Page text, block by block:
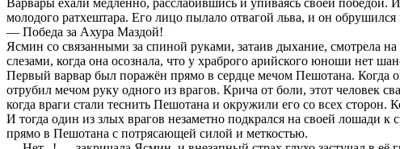
молодого ратхештара. Его лицо пылало отвагой льва, и он
— Победа за Ахура Маздой!
Ясмин со связанными за спиной руками, затаив дыхание, смотрела
слезами, когда она осознала, что у храброго арийского юноши нет
Первый варвар был поражён прямо в сердце мечом Пешотана. Когда
отрубил мечом руку одного из врагов. Крича от боли, этот человек
когда враги стали теснить Пешотана и окружили его со всех сторон.
И тогда один из злых врагов незаметно подкрался на своей лошади
прямо в Пешотана с потрясающей силой и меткостью.